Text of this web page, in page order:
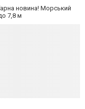
новина! Морський
7,8 м